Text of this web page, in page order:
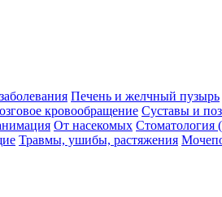
Печень и желчный пузырь
кровообращение Суставы и
От насекомых Стоматология
Травмы, ушибы, растяжения